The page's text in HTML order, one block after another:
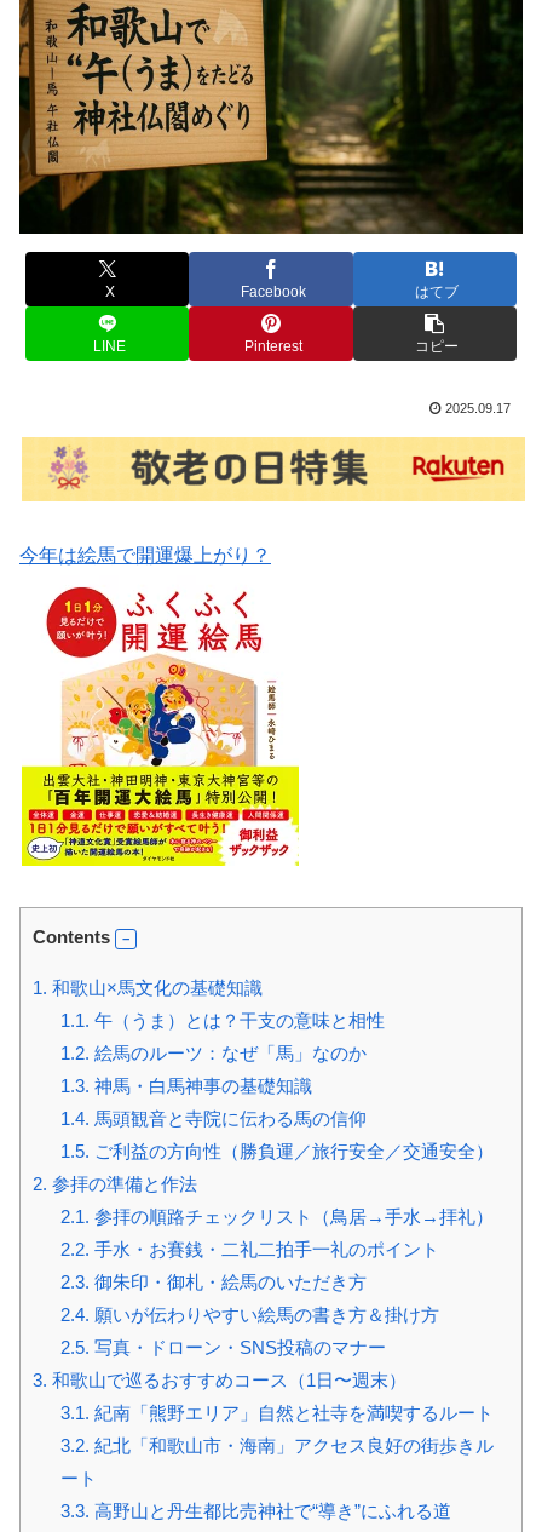
X Facebook はてブ
LINE Pinterest コピー
2025.09.17
今年は絵馬で開運爆上がり？
Contents
1. 和歌山×馬文化の基礎知識
1.1. 午（うま）とは？干支の意味と相性
1.2. 絵馬のルーツ：なぜ「馬」なのか
1.3. 神馬・白馬神事の基礎知識
1.4. 馬頭観音と寺院に伝わる馬の信仰
1.5. ご利益の方向性（勝負運／旅行安全／交通安全）
2. 参拝の準備と作法
2.1. 参拝の順路チェックリスト（鳥居→手水→拝礼）
2.2. 手水・お賽銭・二礼二拍手一礼のポイント
2.3. 御朱印・御札・絵馬のいただき方
2.4. 願いが伝わりやすい絵馬の書き方＆掛け方
2.5. 写真・ドローン・SNS投稿のマナー
3. 和歌山で巡るおすすめコース（1日〜週末）
3.1. 紀南「熊野エリア」自然と社寺を満喫するルート
3.2. 紀北「和歌山市・海南」アクセス良好の街歩きル
ート
3.3. 高野山と丹生都比売神社で“導き”にふれる道